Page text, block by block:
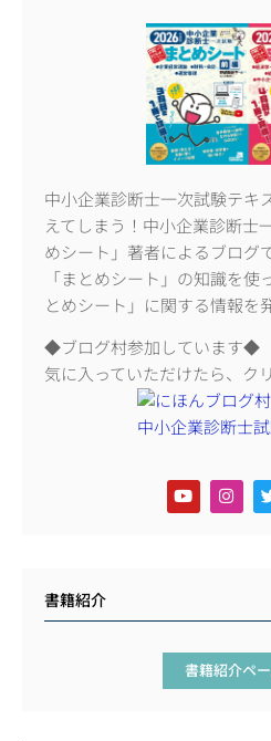
中小企業診断士一次試験テキ
えてしまう！中小企業診断
めシート」著者によるブログで
「まとめシート」の知識を使
とめシート」に関する情報を
◆ブログ村参加しています◆
気に入っていただけたら、ク
書籍紹介
書籍紹介ペ